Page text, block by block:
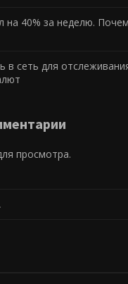
на 40% за неделю.
в сеть для
просмотра.